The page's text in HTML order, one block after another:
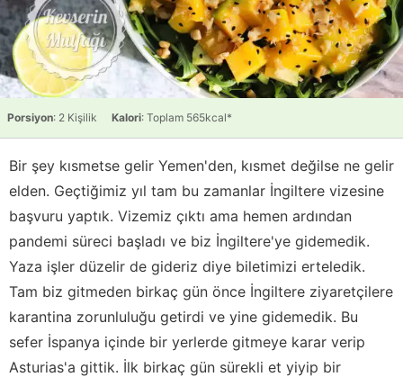
Porsiyon: 2 Kişilik Kalori: Toplam 565kcal*
Bir şey kısmetse gelir Yemen'den, kısmet değilse ne gelir
elden. Geçtiğimiz yıl tam bu zamanlar İngiltere vizesine
başvuru yaptık. Vizemiz çıktı ama hemen ardından
pandemi süreci başladı ve biz İngiltere'ye gidemedik.
Yaza işler düzelir de gideriz diye biletimizi erteledik.
Tam biz gitmeden birkaç gün önce İngiltere ziyaretçilere
karantina zorunluluğu getirdi ve yine gidemedik. Bu
sefer İspanya içinde bir yerlerde gitmeye karar verip
Asturias'a gittik. İlk birkaç gün sürekli et yiyip bir